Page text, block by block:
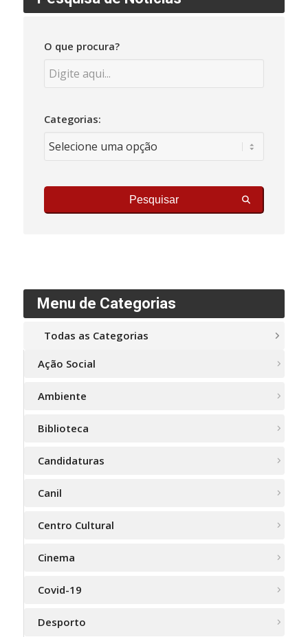
O que procura?
Categorias:
Pesquisar
Menu de Categorias
Todas as Categorias
Ação Social
Ambiente
Biblioteca
Candidaturas
Canil
Centro Cultural
Cinema
Covid-19
Desporto